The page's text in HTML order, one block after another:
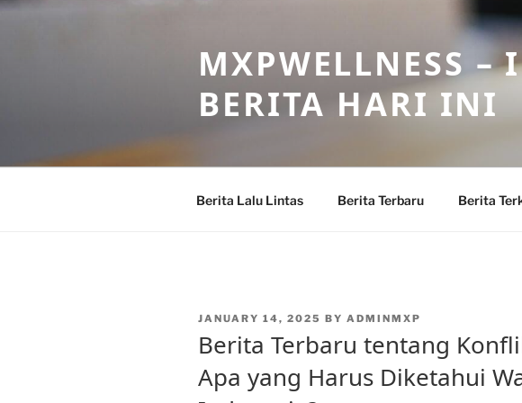
Skip
MXPWELLNESS –
BERITA HARI INI
Berita Lalu Lintas Berita Terbaru Berita
POSTED
JANUARY 14, 2025 BY ADMINMXP
Berita Terbaru tentang
Apa yang Harus Diketahui